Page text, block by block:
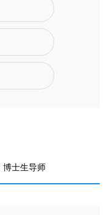
博士生导师